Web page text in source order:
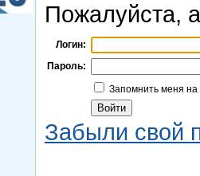
Пожалуйста,
Логин:
Пароль:
Запомнить меня
Забыли свой